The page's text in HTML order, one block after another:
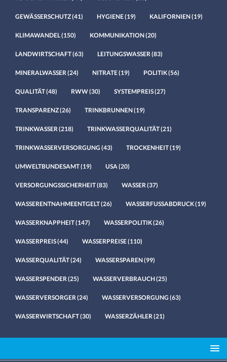
GEWÄSSERSCHUTZ(41) HYGIENE(19) KALIFORNIEN(19)
KLIMAWANDEL(150) KOMMUNIKATION(20)
LANDWIRTSCHAFT(63) LEITUNGSWASSER (83)
MINERALWASSER (24) NITRATE(19) POLITIK(56)
QUALITÄT(48) RWW(30) SYSTEMPREIS(27)
TRANSPARENZ(26) TRINKBRUNNEN(19)
TRINKWASSER (218) TRINKWASSERQUALITÄT(21)
TRINKWASSERVERSORGUNG (43) TROCKENHEIT(19)
UMWELTBUNDESAMT(19) USA (20)
VERSORGUNGSSICHERHEIT(83) WASSER (37)
WASSERENTNAHMEENTGELT(26) WASSERFUSSABDRUCK(19)
WASSERKNAPPHEIT(147) WASSERPOLITIK(26)
WASSERPREIS(44) WASSERPREISE(110)
WASSERQUALITÄT(24) WASSERSPAREN(99)
WASSERSPENDER (25) WASSERVERBRAUCH(25)
WASSERVERSORGER (24) WASSERVERSORGUNG (63)
WASSERWIRTSCHAFT(30) WASSERZÄHLER (21)